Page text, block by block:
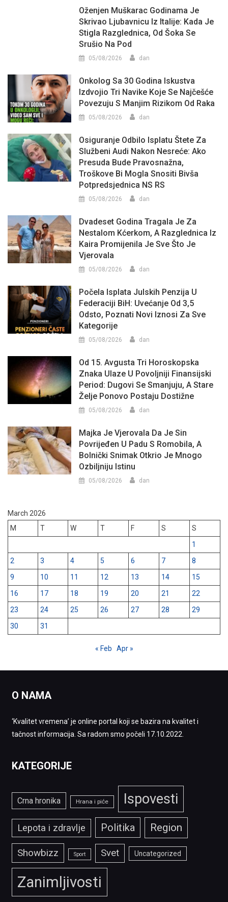
Oženjen Muškarac Godinama Je
Skrivao Ljubavnicu Iz Italije: Kada Je
Stigla Razglednica, Od Šoka Se
Srušio Na Pod
05/08/2026 dan
Onkolog Sa 30 Godina Iskustva
Izdvojio Tri Navike Koje Se Najčešće
Povezuju S Manjim Rizikom Od Raka
05/08/2026 dan
Osiguranje Odbilo Isplatu Štete Za
Službeni Audi Nakon Nesreće: Ako
Presuda Bude Pravosnažna,
Troškove Bi Mogla Snositi Bivša
Potpredsjednica NS RS
05/08/2026 dan
Dvadeset Godina Tragala Je Za
Nestalom Kćerkom, A Razglednica Iz
Kaira Promijenila Je Sve Što Je
Vjerovala
05/08/2026 dan
Počela Isplata Julskih Penzija U
Federaciji BiH: Uvećanje Od 3,5
Odsto, Poznati Novi Iznosi Za Sve
Kategorije
05/08/2026 dan
Od 15. Avgusta Tri Horoskopska
Znaka Ulaze U Povoljniji Finansijski
Period: Dugovi Se Smanjuju, A Stare
Želje Ponovo Postaju Dostižne
05/08/2026 dan
Majka Je Vjerovala Da Je Sin
Povrijeđen U Padu S Romobila, A
Bolnički Snimak Otkrio Je Mnogo
Ozbiljniju Istinu
05/08/2026 dan
March 2026
M
T W T F S
S
1
2
3 4 5 6 7
8
9
10 11 12 13 14
15
16
17 18 19 20 21
22
23
24 25 26 27 28
29
30
31
« Feb Apr »
O NAMA
‘Kvalitet vremena’ je online portal koji se bazira na kvalitet i
tačnost informacija. Sa radom smo počeli 17.10.2022.
KATEGORIJE
Crna hronika Hrana i piće Ispovesti
Lepota i zdravlje Politika Region
Showbizz Sport Svet Uncategorized
Zanimljivosti